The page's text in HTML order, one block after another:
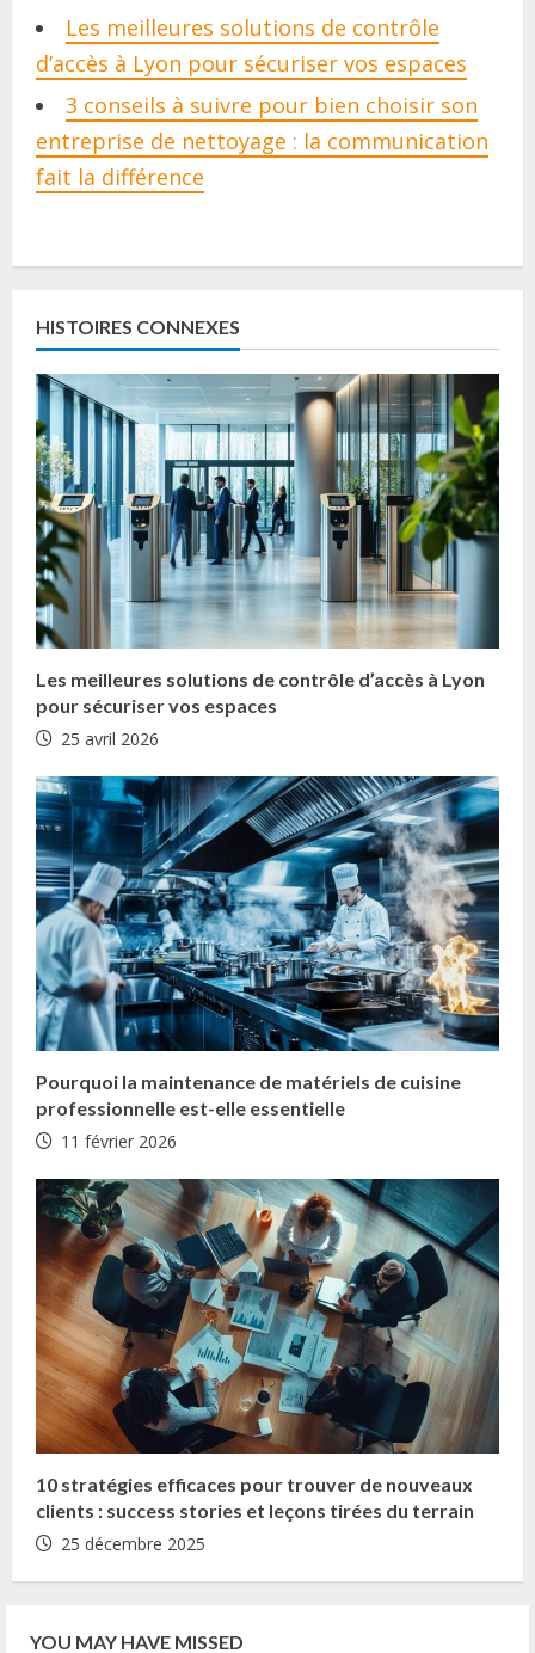
Les meilleures solutions de contrôle
d’accès à Lyon pour sécuriser vos espaces
3 conseils à suivre pour bien choisir son
entreprise de nettoyage : la communication
fait la différence
n
t
i
n
u
e
R
e
a
d
i
n
g
HISTOIRES CONNEXES
Les meilleures solutions de contrôle d’accès à Lyon
pour sécuriser vos espaces
25 avril 2026
Pourquoi la maintenance de matériels de cuisine
professionnelle est-elle essentielle
11 février 2026
10 stratégies efficaces pour trouver de nouveaux
clients : success stories et leçons tirées du terrain
25 décembre 2025
YOU MAY HAVE MISSED